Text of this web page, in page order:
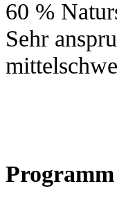
60 %
Sehr
Programm